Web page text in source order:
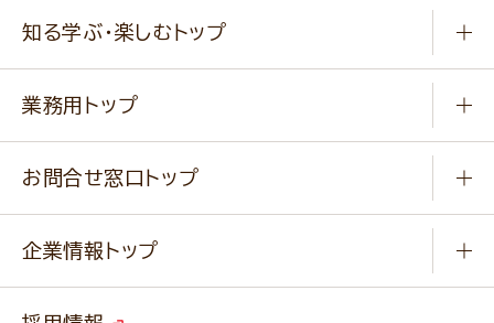
健康食品・他
新商品・リニューアル商品
通販サイト一覧
作り方動画
みなさまのレシピはこちら
知る学ぶ・楽しむトップ
ふっくらパンをつくりましょう
キャンペーン
業務用トップ
ニップンの アマニ 業務用サイト
ベジカフェブランドサイト
お問合せ窓口トップ
改善事例
企業情報トップ